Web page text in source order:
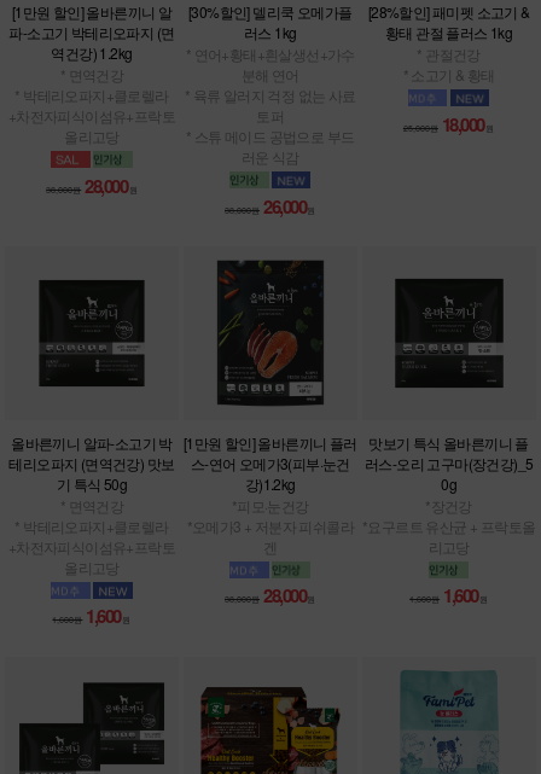
[1만원 할인] 올바른끼니 알
파-소고기 박테리오파지 (면
역건강) 1.2kg
* 면역건강
* 박테리오파지+클로렐라
+차전자피식이섬유+프락토
올리고당
38,000원 28,000원
[30%할인] 델리쿡 오메가플
러스 1kg
* 연어+황태+흰살생선+가수
분해 연어
* 육류 알러지 걱정 없는 사료
토퍼
* 스튜 메이드 공법으로 부드
러운 식감
38,000원 26,000원
[28%할인] 패미펫 소고기 &
황태 관절 플러스 1kg
* 관절건강
* 소고기 & 황태
25,000원 18,000 원
올바른끼니 알파-소고기 박
테리오파지 (면역건강) 맛보
기 특식 50g
* 면역건강
* 박테리오파지+클로렐라
+차전자피식이섬유+프락토
올리고당
1,600원 1,600 원
[1만원 할인] 올바른끼니 플러
스-연어 오메가3(피부·눈건
강)1.2kg
*피모·눈건강
*오메가3 + 저분자 피쉬콜라
겐
38,000원 28,000원
맛보기 특식 올바른끼니 플
러스-오리 고구마(장건강)_5
0g
*장건강
*요구르트 유산균 + 프락토올
리고당
1,600원 1,600 원